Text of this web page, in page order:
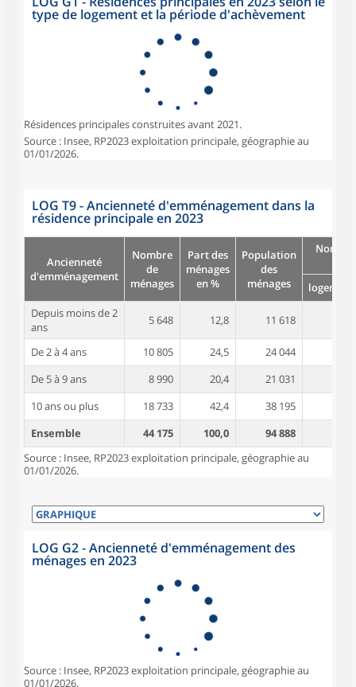
type de logement et la période d'achèvement
Résidences principales construites avant 2021.
Source : Insee, RP2023 exploitation principale, géographie au
01/01/2026.
LOG T9 - Ancienneté d'emménagement dans la
résidence principale en 2023
Ancienneté
d'emménagement
Nombre
de
ménages
Part des
ménages
en %
Population
des
ménages
logement
Depuis moins de 2
ans
5 648 12,8 11 618
De 2 à 4 ans 10 805 24,5 24 044
De 5 à 9 ans
8 990 20,4 21 031
10 ans ou plus
18 733 42,4 38 195
Ensemble
44 175 100,0 94 888
Source : Insee, RP2023 exploitation principale, géographie au
01/01/2026.
LOG G2 - Ancienneté d'emménagement des
ménages en 2023
Source : Insee, RP2023 exploitation principale, géographie au
01/01/2026.